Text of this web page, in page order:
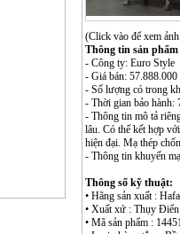
(Click vào để xem
Thông tin sản
- Công ty: Euro Style
- Giá bán:
- Số lượng có trong
- Thời gian bảo hành:
- Thông tin mô tả
lâu. Có thể kết hợp
hiện đại. Mạ thép
- Thông tin khuyến
Thông số kỹ thuật:
• Hãng sản xuất : Hafa
• Xuất xứ : Thụy Điển
• Mã sản phẩm :